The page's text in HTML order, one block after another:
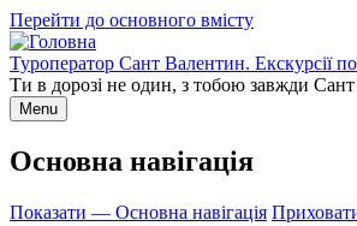
Перейти до основного вмісту
Туроператор Сант Валентин. Екскурсії
Ти в дорозі не один, з тобою завжди
Menu
Основна навігація
Показати — Основна навігація